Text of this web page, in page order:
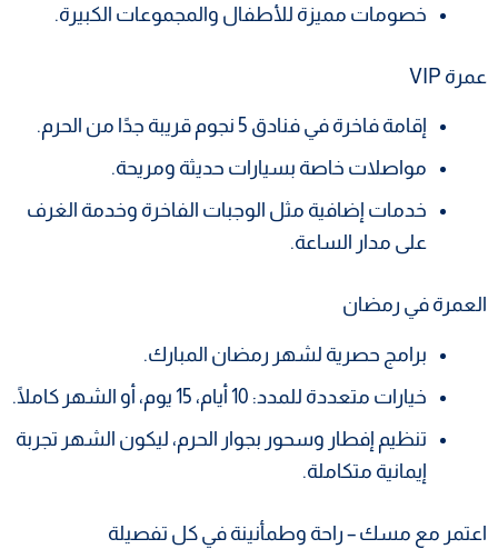
خصومات مميزة للأطفال والمجموعات الكبيرة.
عمرة VIP
إقامة فاخرة في فنادق 5 نجوم قريبة جدًا من الحرم.
مواصلات خاصة بسيارات حديثة ومريحة.
خدمات إضافية مثل الوجبات الفاخرة وخدمة الغرف
على مدار الساعة.
العمرة في رمضان
برامج حصرية لشهر رمضان المبارك.
خيارات متعددة للمدد: 10 أيام، 15 يوم، أو الشهر كاملًا.
تنظيم إفطار وسحور بجوار الحرم، ليكون الشهر تجربة
إيمانية متكاملة.
اعتمر مع مسك – راحة وطمأنينة في كل تفصيلة